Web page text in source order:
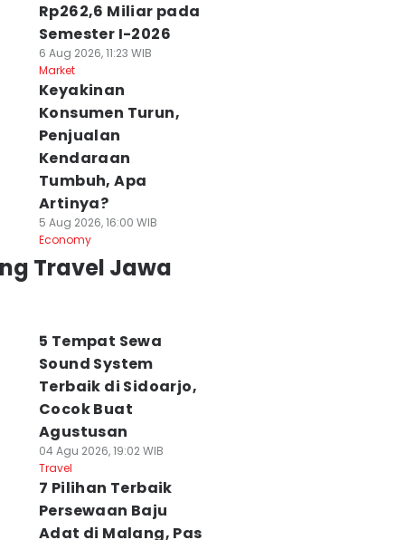
Rp262,6 Miliar pada
Semester I-2026
6 Aug 2026, 11:23 WIB
Market
Keyakinan
Konsumen Turun,
Penjualan
Kendaraan
Tumbuh, Apa
Artinya?
5 Aug 2026, 16:00 WIB
Economy
Travel Jawa
5 Tempat Sewa
Sound System
Terbaik di Sidoarjo,
Cocok Buat
Agustusan
04 Agu 2026, 19:02 WIB
Travel
7 Pilihan Terbaik
Persewaan Baju
Adat di Malang, Pas